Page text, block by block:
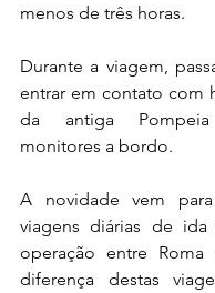
menos de três horas.
Durante a viagem,
entrar em contato com
da antiga
monitores a bordo.
A novidade vem
viagens diárias de
operação entre
diferença destas